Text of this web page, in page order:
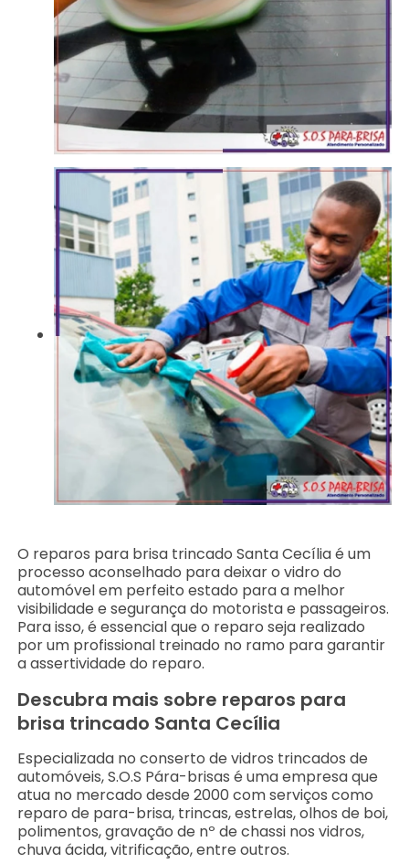
O reparos para brisa trincado Santa Cecília é um
processo aconselhado para deixar o vidro do
automóvel em perfeito estado para a melhor
visibilidade e segurança do motorista e passageiros.
Para isso, é essencial que o reparo seja realizado
por um profissional treinado no ramo para garantir
a assertividade do reparo.
Descubra mais sobre reparos para
brisa trincado Santa Cecília
Especializada no conserto de vidros trincados de
automóveis, S.O.S Pára-brisas é uma empresa que
atua no mercado desde 2000 com serviços como
reparo de para-brisa, trincas, estrelas, olhos de boi,
polimentos, gravação de nº de chassi nos vidros,
chuva ácida, vitrificação, entre outros.